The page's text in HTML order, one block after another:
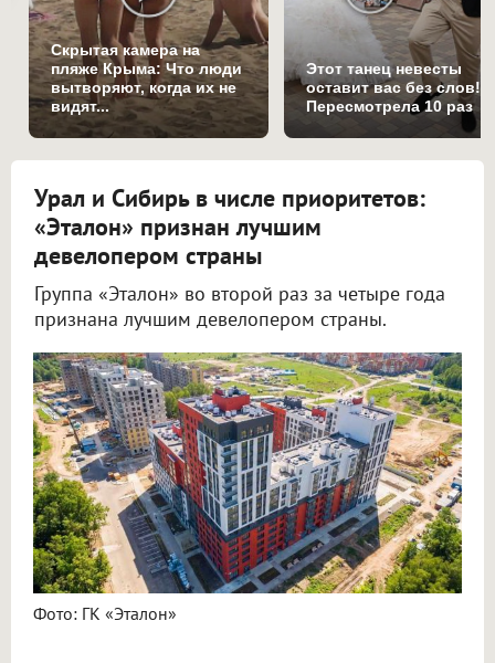
Скрытая камера на
пляже Крыма: Что люди
вытворяют, когда их не
видят...
Этот танец невесты
оставит вас без слов!
Пересмотрела 10 раз
Урал и Сибирь в числе приоритетов:
«Эталон» признан лучшим
девелопером страны
Группа «Эталон» во второй раз за четыре года
признана лучшим девелопером страны.
Фото: ГК «Эталон»